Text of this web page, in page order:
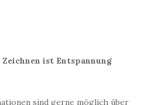
ist Entspannung
sind gerne möglich über